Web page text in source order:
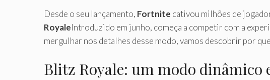
Desde o seu lançamento, Fortnite cativou milhões de
RoyaleIntroduzido em junho, começa a competir com a
mergulhar nos detalhes desse modo, vamos descobrir por
Blitz Royale: um modo dinâmico